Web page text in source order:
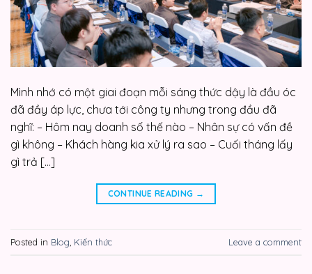
Mình nhớ có một giai đoạn mỗi sáng thức dậy là đầu óc
đã đầy áp lực, chưa tới công ty nhưng trong đầu đã
nghĩ: – Hôm nay doanh số thế nào – Nhân sự có vấn đề
gì không – Khách hàng kia xử lý ra sao – Cuối tháng lấy
gì trả […]
CONTINUE READING →
Posted in Blog Kiến thức Leave a comment